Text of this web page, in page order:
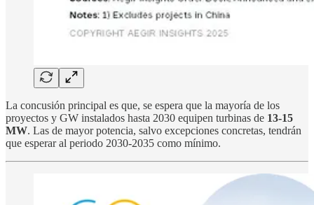
La concusión principal es que, se espera que la mayoría de los
proyectos y GW instalados hasta 2030 equipen turbinas de 13-15
MW. Las de mayor potencia, salvo excepciones concretas, tendrán
que esperar al periodo 2030-2035 como mínimo.